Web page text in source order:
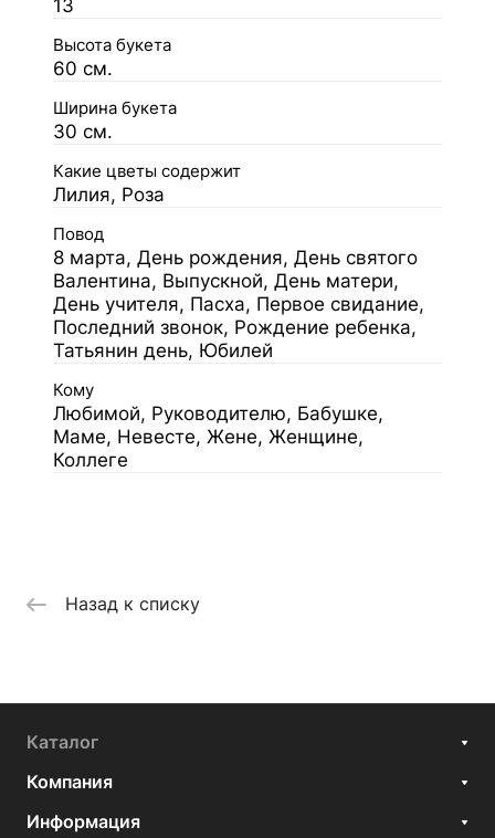
13
Высота букета
60 см.
Ширина букета
30 см.
Какие цветы содержит
Лилия, Роза
Повод
8 марта, День рождения, День святого
Валентина, Выпускной, День матери,
День учителя, Пасха, Первое свидание,
Последний звонок, Рождение ребенка,
Татьянин день, Юбилей
Кому
Любимой, Руководителю, Бабушке,
Маме, Невесте, Жене, Женщине,
Коллеге
Назад к списку
Каталог
Компания
Информация